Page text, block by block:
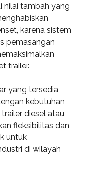
nilai tambah yang
karena sistem
pemasangan
trailer.
yang tersedia,
kebutuhan
diesel atau
fleksibilitas dan
untuk
di wilayah